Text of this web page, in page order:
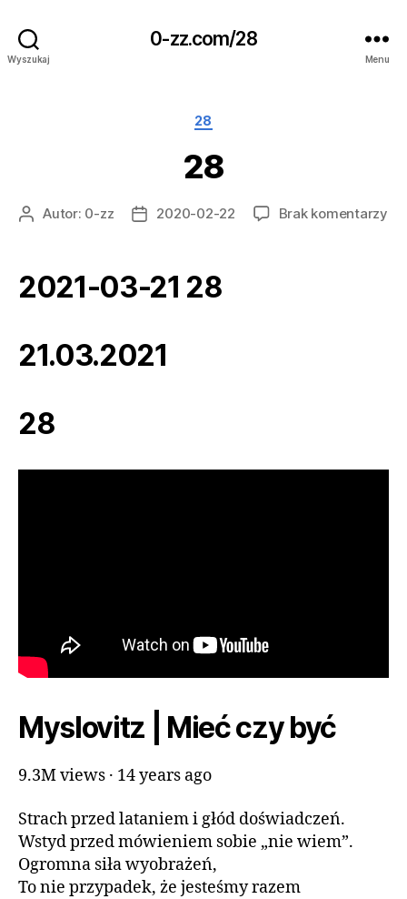
Wyszukaj
0-zz.com/28
Menu
Kategorie
28
28
AutorAutor: 0-zz
Data2020-02-22 Brak komentarzydo
2021-03-21 28
21.03.2021
28
Myslovitz | Mieć czy być
9.3M views · 14 years ago
Strach przed lataniem i głód doświadczeń.
Wstyd przed mówieniem sobie „nie wiem”.
Ogromna siła wyobrażeń,
To nie przypadek, że jesteśmy razem